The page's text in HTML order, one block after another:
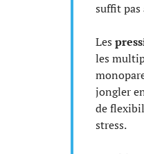
suffit pas
Les
les
jongler
de
stress.